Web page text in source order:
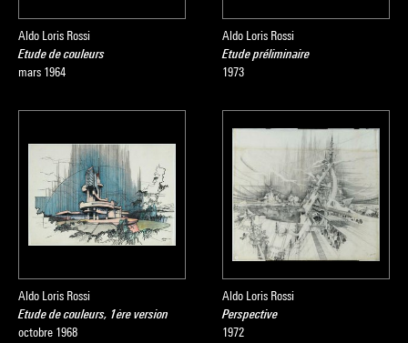
Aldo Loris Rossi
Etude de couleurs
mars 1964
Aldo Loris Rossi
Etude préliminaire
1973
Aldo Loris Rossi
Etude de couleurs, 1ère version
octobre 1968
Aldo Loris Rossi
Perspective
1972